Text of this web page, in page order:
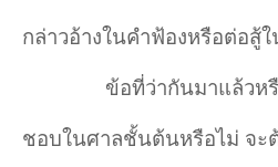
กล่าวอ้างในคำฟ้องหรือต่อสู้
ข้อที่ว่ากันมาแล้วห
ชอบในศาลชั้นต้นหรือไม่ จะ